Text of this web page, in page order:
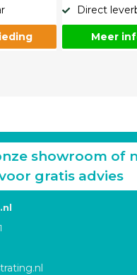
Direct
Meer
showroom of
gratis advies